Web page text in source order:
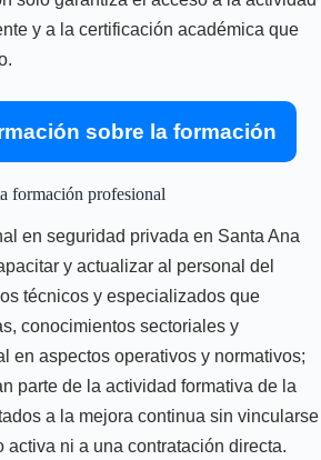
y a la certificación académica que
sobre la formación
formación profesional
en seguridad privada en Santa Ana
y actualizar al personal del
técnicos y especializados que
conocimientos sectoriales y
en aspectos operativos y normativos;
parte de la actividad formativa de la
a la mejora continua sin vincularse
activa ni a una contratación directa.